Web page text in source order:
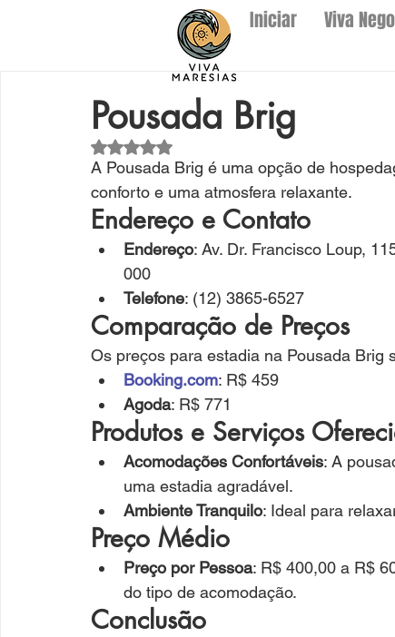
Iniciar Viva
Pousada Brig
Avaliado com NaN de 5 estrelas.
A Pousada Brig é uma opção de
conforto e uma atmosfera relaxante.
Endereço e Contato
Endereço: Av. Dr. Francisco Loup,
000
Telefone: (12) 3865-6527
Comparação de Preços
Os preços para estadia na Pousada Brig
Booking.com: R$ 459
Agoda: R$ 771
Produtos e Serviços
Acomodações Confortáveis: A
uma estadia agradável.
Ambiente Tranquilo: Ideal para
Preço Médio
Preço por Pessoa: R$ 400,00 a R$
do tipo de acomodação.
Conclusão